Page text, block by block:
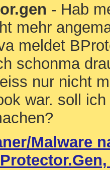
- Hab
mehr
meldet
schonma
nur nicht
war. soll
Malware